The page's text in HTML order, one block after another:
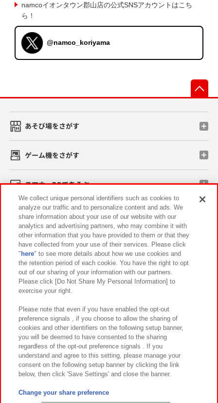
namcoイオンタウン郡山店の公式SNSアカウントはこち
ら！
@namco_koriyama
あそび場をさがす
ゲーム機をさがす
スマホ・PCであそぶ
イベント・キャンペーン
関連会社 サステナビリティ サイトポリシー
プライバシーポリシー ウェブアクセシビリティ方針と検証結果
お取引先さまとともに
カスタマーハラスメント対応方針 よくあるご質問・お問い合わせ
©Bandai Namco Amusement Inc.
©Bandai Namco Amusement Lab Inc.
We collect unique personal identifiers such as cookies to
analyze our traffic and to personalize content and ads. We
share information about your use of our website with our
analytics and advertising partners, who may combine it with
other information that you have provided to them or that they
have collected from your use of their services. Please click
" here" to see more details about how we use cookies and
the retention period of each cookie. You have the right to opt
out of our sharing of your information with our partners.
Please click [Do Not Share My Personal Information] to
exercise your right.
Please note that even if you have enabled the opt-out
preference signals , if you choose to allow the sharing of
cookies and other identifiers on the following setup banner,
you will be deemed to have consented to the sharing
regardless of the opt-out preference signals . If you
understand and agree to this setting, please manage your
consent on the following setup banner by clicking the link
below, then click 'Save Settings' and close the banner.
Change your share preference